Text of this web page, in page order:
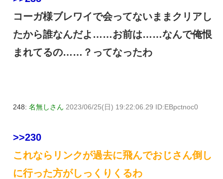
コーガ様ブレワイで会ってないままクリアし
たから誰なんだよ……お前は……なんで俺恨
まれてるの……？ってなったわ
248: 名無しさん 2023/06/25(日) 19:22:06.29 ID:EBpctnoc0
>>230
これならリンクが過去に飛んでおじさん倒し
に行った方がしっくりくるわ